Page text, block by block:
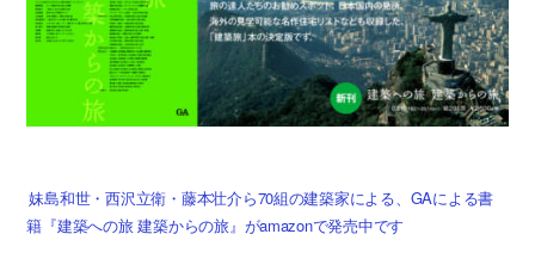
妹島和世・西沢立衛・藤本壮介ら70組の建築家による、GAによる書
籍『建築への旅 建築からの旅』がamazonで発売中です